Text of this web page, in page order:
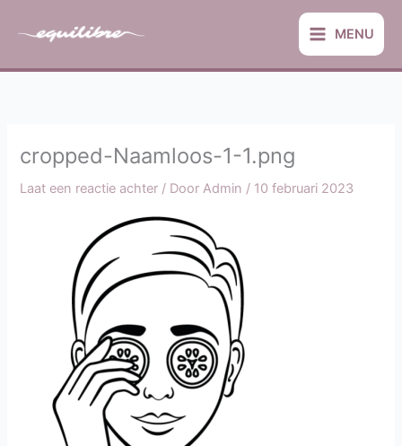
naar
inhoud
MENU
cropped-Naamloos-1-1.png
Laat een reactie achter / DoorAdmin / 10 februari 2023